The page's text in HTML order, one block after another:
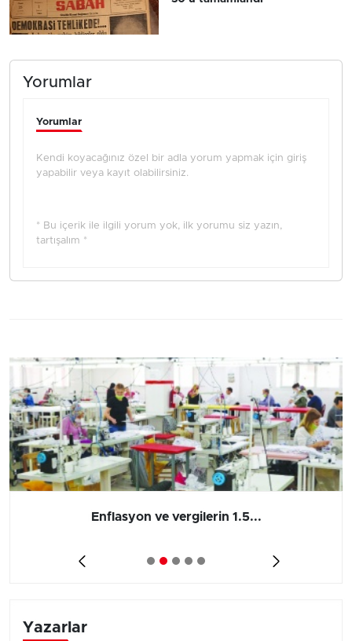
Yorumlar
Yorumlar
Kendi koyacağınız özel bir adla yorum yapmak için giriş
yapabilir veya kayıt olabilirsiniz.
* Bu içerik ile ilgili yorum yok, ilk yorumu siz yazın,
tartışalım *
Enflasyon ve vergilerin 1.5...
Yazarlar